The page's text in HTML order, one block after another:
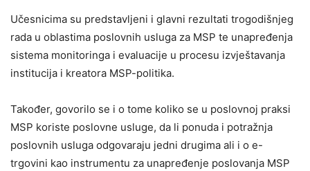
Učesnicima su predstavljeni i glavni rezultati trogodišnjeg
rada u oblastima poslovnih usluga za MSP te unapređenja
sistema monitoringa i evaluacije u procesu izvještavanja
institucija i kreatora MSP-politika.
Također, govorilo se i o tome koliko se u poslovnoj praksi
MSP koriste poslovne usluge, da li ponuda i potražnja
poslovnih usluga odgovaraju jedni drugima ali i o e-
trgovini kao instrumentu za unapređenje poslovanja MSP